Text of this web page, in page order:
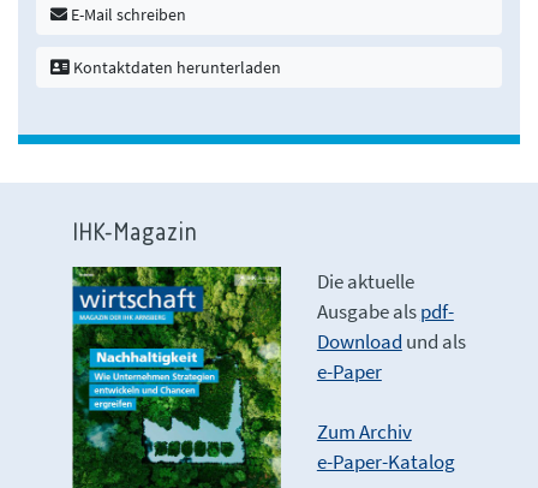
E-Mail schreiben
Kontaktdaten herunterladen
IHK-Magazin
Die aktuelle
Ausgabe alspdf-
Download und als
e-Paper
Zum Archiv
e-Paper-Katalog